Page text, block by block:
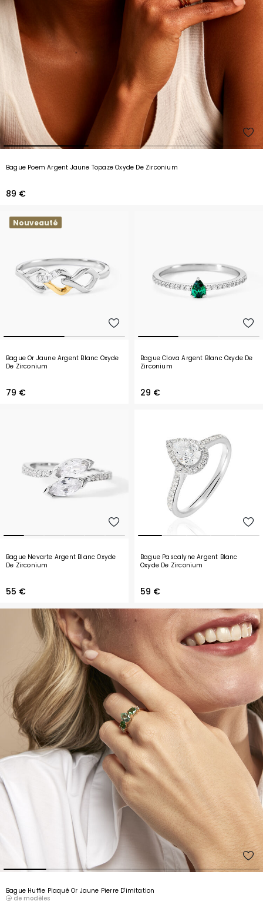
Bague Poem Argent Jaune Topaze Oxyde De Zirconium
89 €
Nouveauté
Bague Or Jaune Argent Blanc Oxyde
De Zirconium
79 €
Bague Clova Argent Blanc Oxyde De
Zirconium
29 €
Bague Nevarte Argent Blanc Oxyde
De Zirconium
55 €
Bague Pascalyne Argent Blanc
Oxyde De Zirconium
59 €
Bague Huffie Plaqué Or Jaune Pierre D'imitation
de modèles